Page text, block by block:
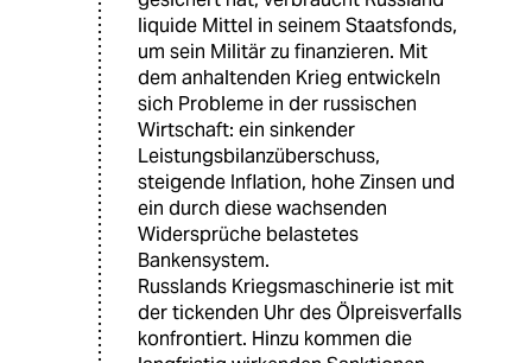
liquide Mittel in seinem Staatsfonds,
um sein Militär zu finanzieren. Mit
dem anhaltenden Krieg entwickeln
sich Probleme in der russischen
Wirtschaft: ein sinkender
Leistungsbilanzüberschuss,
steigende Inflation, hohe Zinsen und
ein durch diese wachsenden
Widersprüche belastetes
Bankensystem.
Russlands Kriegsmaschinerie ist mit
der tickenden Uhr des Ölpreisverfalls
konfrontiert. Hinzu kommen die